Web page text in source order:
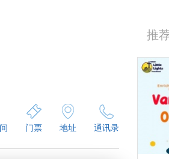
门票 地址 通讯录
推